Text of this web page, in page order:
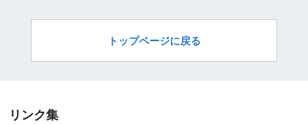
トップページに戻る
リンク集